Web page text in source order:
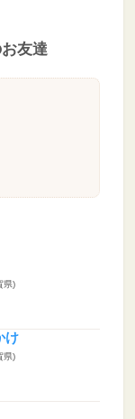
友達
県)
け
県)